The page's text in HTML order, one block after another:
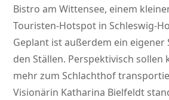
Bistro am Wittensee, einem
Touristen-Hotspot in Schleswig-
Geplant ist außerdem ein eigener
den Ställen. Perspektivisch sollen
mehr zum Schlachthof
Visionärin Katharina Bielfeldt